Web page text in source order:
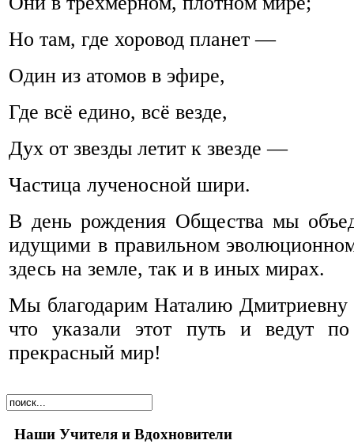
Но там, где хоровод планет —
Один из атомов в эфире,
Где всё едино, всё везде,
Дух от звезды летит к звезде —
Частица лученосной шири.
В день рождения Общества мы
идущими в правильном
здесь на земле, так и в иных мирах.
Мы благодарим Наталию
что указали этот путь и ведут
прекрасный мир!
Наши Учителя и Вдохновители